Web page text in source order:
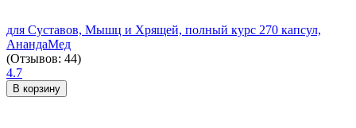
для Суставов, Мышц и Хрящей, полный курс 270 капсул,
АнандаМед
(Отзывов: 44)
4.7
В корзину